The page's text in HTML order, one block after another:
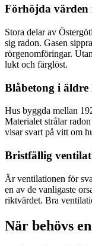
Förhöjda värden
Stora delar av
sig radon. Gasen
rörgenomföringar.
lukt och färglöst.
Blåbetong i äldre
Hus byggda mellan
Materialet strålar
visar svart på vitt om
Bristfällig
Är ventilationen för
en av de vanligaste
riktvärdet. Bra
När behövs